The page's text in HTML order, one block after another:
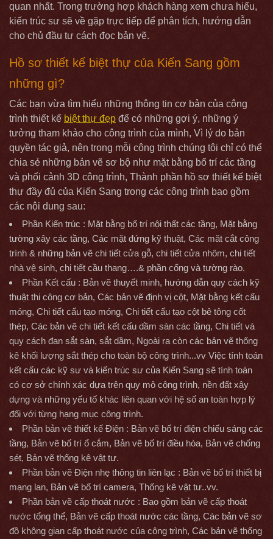
quan nhất. Trong trường hợp khách hàng xem chưa hiểu,
kiến trúc sư sẽ về gặp trực tiếp để phân tích, hướng dẫn
cho chủ đầu tư cách đọc bản vẽ.
Hồ sơ thiết kế biệt thự của Kiến Sang gồm
những gì?
Các bạn vừa tìm hiểu những thông tin cơ bản của công
trình thiết kế biệt thự đẹp để có những gợi ý, những ý
tưởng tham khảo cho công trình của mình, Vì lý do bản
quyền tác giả, nên trong mỗi công trình chúng tôi chỉ có thể
chia sẻ những bản vẽ sơ bộ như mặt bằng bố trí các tầng
và phối cảnh 3D công trình, Thành phần hồ sơ thiết kế biệt
thự đầy đủ của Kiến Sang trong các công trình bao gồm
các nội dung sau:
Phần Kiến trúc : Mặt bằng bố trí nội thất các tầng, Mặt bằng
tường xây các tầng, Các mặt đứng kỹ thuật, Các măt cắt công
trình & những bản vẽ chi tiết cửa gỗ, chi tiết cửa nhôm, chi tiết
nhà vệ sinh, chi tiết cầu thang….& phần cổng và tường rào.
Phần Kết cấu : Bản vẽ thuyết minh, hướng dẫn quy cách kỹ
thuật thi công cơ bản, Các bản vẽ định vị cột, Mặt bằng kết cấu
móng, Chi tiết cấu tạo móng, Chi tiết cấu tạo cột bê tông cốt
thép, Các bản vẽ chi tiết kết cấu dầm sàn các tầng, Chi tiết và
quy cách đan sắt sàn, sắt dầm, Ngoài ra còn các bản vẽ thống
kê khối lượng sắt thép cho toàn bộ công trình...vv Việc tính toán
kết cấu các kỹ sư và kiến trúc sư của Kiến Sang sẽ tính toán
có cơ sở chính xác dựa trên quy mô công trình, nền đất xây
dựng và những yếu tố khác liên quan với hệ số an toàn hợp lý
đối với từng hạng mục công trình.
Phần bản vẽ thiết kế Điện : Bản vẽ bố trí điện chiếu sáng các
tầng, Bản vẽ bố trí ổ cắm, Bản vẽ bố trí điều hòa, Bản vẽ chống
sét, Bản vẽ thống kê vật tư.
Phần bản vẽ Điện nhẹ thông tin liên lạc : Bản vẽ bố trí thiết bị
mạng lan, Bản vẽ bố trí camera, Thống kê vật tư..vv.
Phần bản vẽ cấp thoát nước : Bao gồm bản vẽ cấp thoát
nước tổng thể, Bản vẽ cấp thoát nước các tầng, Các bản vẽ sơ
đồ không gian cấp thoát nước của công trình, Các bản vẽ thống